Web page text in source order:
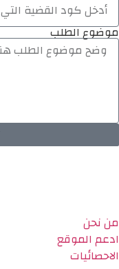
موضوع الطلب
من نحن
ادعم الموقع
الاحصائيات